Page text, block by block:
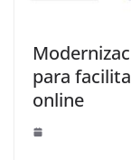
para
online